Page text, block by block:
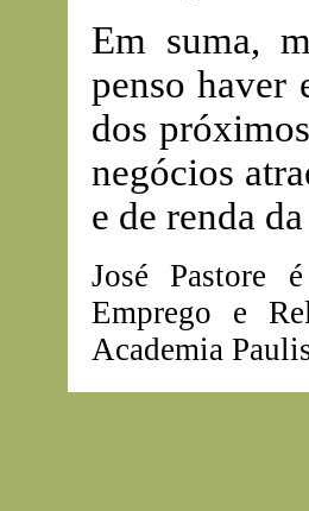
Em suma,
penso haver
dos
negócios
e de renda
José Pastore
Emprego e
Academia